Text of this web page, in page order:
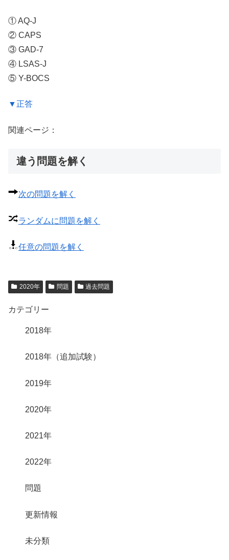
① AQ-J
② CAPS
③ GAD-7
④ LSAS-J
⑤ Y-BOCS
▼正答
関連ページ：
違う問題を解く
次の問題を解く
ランダムに問題を解く
任意の問題を解く
2020年 問題 過去問題
カテゴリー
2018年
2018年（追加試験）
2019年
2020年
2021年
2022年
問題
更新情報
未分類